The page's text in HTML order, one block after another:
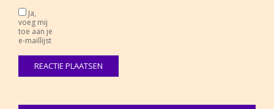
Ja,
voeg mij
toe aan je
e-maillijst